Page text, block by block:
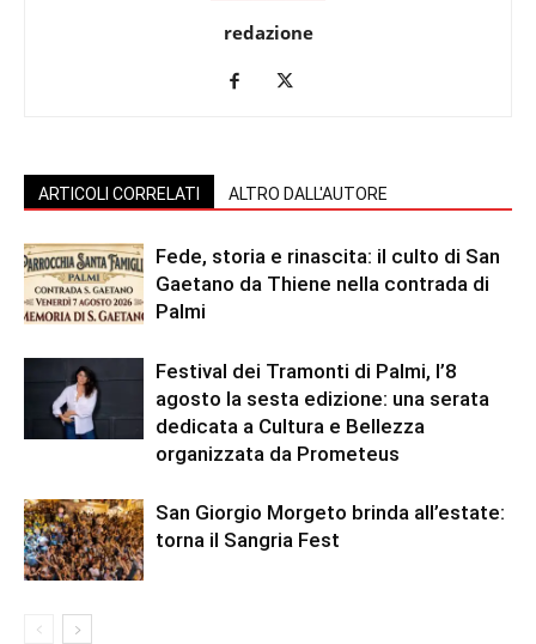
redazione
ARTICOLI CORRELATI ALTRO DALL'AUTORE
Fede, storia e rinascita: il culto di San
Gaetano da Thiene nella contrada di
Palmi
Festival dei Tramonti di Palmi, l’8
agosto la sesta edizione: una serata
dedicata a Cultura e Bellezza
organizzata da Prometeus
San Giorgio Morgeto brinda all’estate:
torna il Sangria Fest